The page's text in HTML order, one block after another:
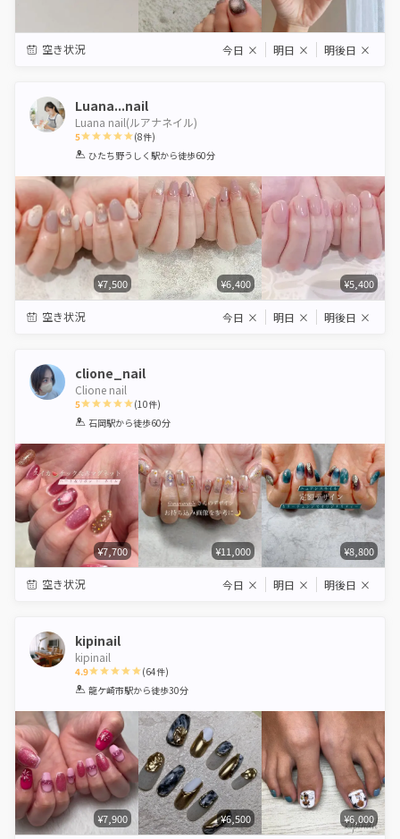
空き状況 今日 × 明日 × 明後日 ×
Luana...nail
Luana nail(ルアナネイル)
5
1 2 3 4 5
(8件)
ひたち野うしく駅から徒歩60分
¥7,500 ¥6,400 ¥5,400
空き状況 今日 × 明日 × 明後日 ×
clione_nail
Clione nail
5
1 2 3 4 5
(10件)
石岡駅から徒歩60分
¥7,700 ¥11,000 ¥8,800
空き状況 今日 × 明日 × 明後日 ×
kipinail
kipinail
4.9
1 2 3 4 5
(64件)
龍ケ崎市駅から徒歩30分
¥7,900 ¥6,500 ¥6,000